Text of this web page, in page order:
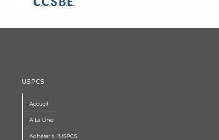
USPCS
Accueil
A La Une
Adhérer à l’USPCS